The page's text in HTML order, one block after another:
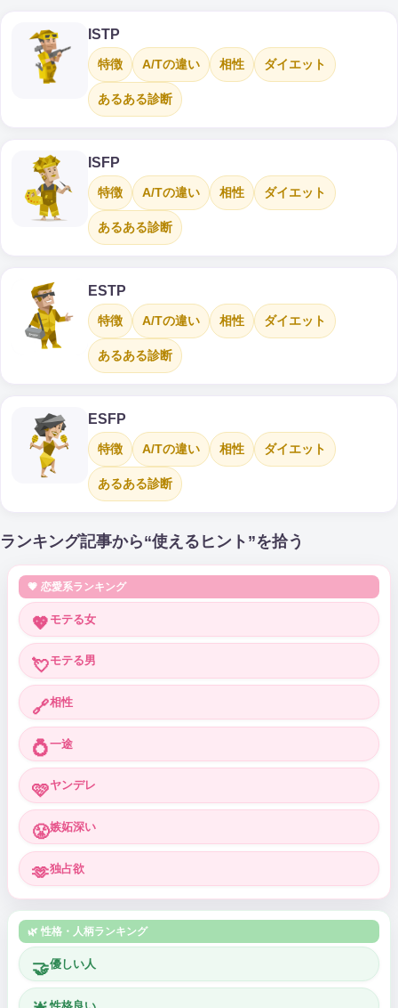
ISTP
特徴 A/Tの違い 相性 ダイエット
あるある診断
ISFP
特徴 A/Tの違い 相性 ダイエット
あるある診断
ESTP
特徴 A/Tの違い 相性 ダイエット
あるある診断
ESFP
特徴 A/Tの違い 相性 ダイエット
あるある診断
ランキング記事から“使えるヒント”を拾う
💗 恋愛系ランキング
💖 モテる女
💘モテる男
🔗相性
💍一途
🩷ヤンデレ
😤嫉妬深い
🫶独占欲
🌿 性格・人柄ランキング
🤝優しい人